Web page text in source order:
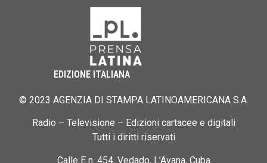
EDIZIONE ITALIANA
© 2023 AGENZIA DI STAMPA LATINOAMERICANA S.A.
Radio – Televisione – Edizioni cartacee e digitali
Tutti i diritti riservati
Calle E n. 454, Vedado, L’Avana, Cuba